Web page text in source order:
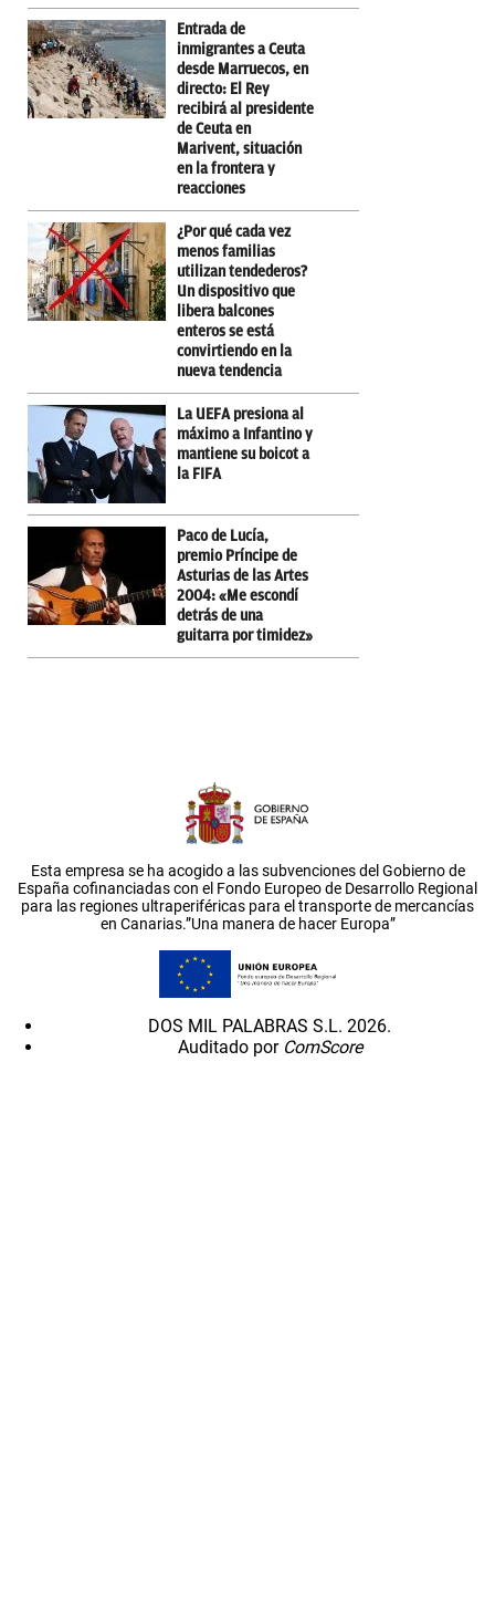
Entrada de
inmigrantes a Ceuta
desde Marruecos, en
directo: El Rey
recibirá al presidente
de Ceuta en
Marivent, situación
en la frontera y
reacciones
¿Por qué cada vez
menos familias
utilizan tendederos?
Un dispositivo que
libera balcones
enteros se está
convirtiendo en la
nueva tendencia
La UEFA presiona al
máximo a Infantino y
mantiene su boicot a
la FIFA
Paco de Lucía,
premio Príncipe de
Asturias de las Artes
2004: «Me escondí
detrás de una
guitarra por timidez»
Esta empresa se ha acogido a las subvenciones del Gobierno de
España cofinanciadas con el Fondo Europeo de Desarrollo Regional
para las regiones ultraperiféricas para el transporte de mercancías
en Canarias.”Una manera de hacer Europa”
DOS MIL PALABRAS S.L. 2026.
Auditado por ComScore